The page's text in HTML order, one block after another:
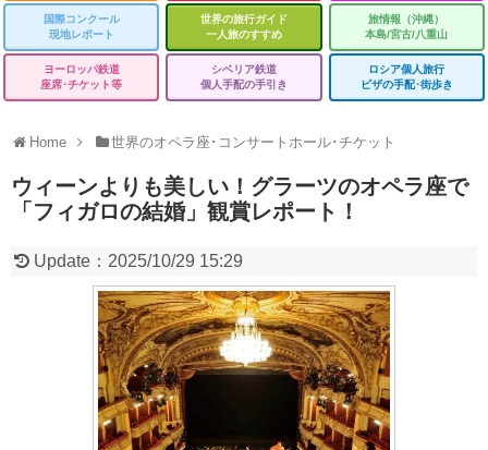
国際コンクール
現地レポート
世界の旅行ガイド
一人旅のすすめ
旅情報（沖縄）
本島/宮古/八重山
ヨーロッパ鉄道
座席･チケット等
シベリア鉄道
個人手配の手引き
ロシア個人旅行
ビザの手配･街歩き
Home 世界のオペラ座･コンサートホール･チケット
ウィーンよりも美しい！グラーツのオペラ座で
「フィガロの結婚」観賞レポート！
Update： 2025/10/29 15:29